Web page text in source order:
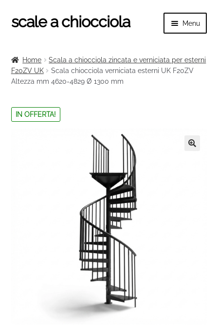
Vai
alla
Vai
al
scale a chiocciola Menu
il
menu
Tutte le scale
Ringhiere e balaustre
menu
Home
Scala a chiocciola zincata e verniciata per esterni
F20ZV UK
Scala chiocciola verniciata esterni UK F20ZV
Altezza mm 4620-4829 Ø 1300 mm
IN OFFERTA!